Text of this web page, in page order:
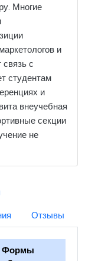
Многие
и
с
студентам
и
внеучебная
секции
не
Отзывы
Формы